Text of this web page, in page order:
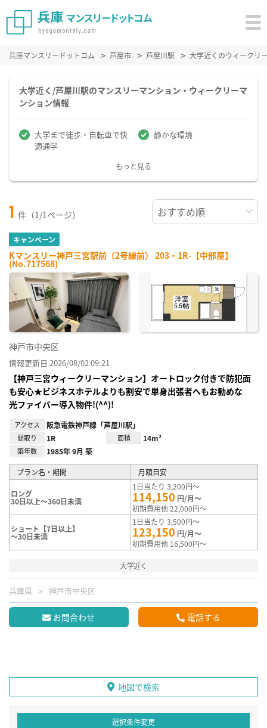
兵庫マンスリードットコム 芦屋市 芦屋川駅 大学近くのウィークリ
大学近く/芦屋川駅のマンスリーマンション・ウィークリーマ
ンション情報
大学まで徒歩・自転車で快
適通学
静かな環境
もっと見る
1 件（1/1ページ）
キャンペーン
Kマンスリー神戸三宮駅前（2号線前） 203・1R-【中部屋】
(No.717568)
神戸市中央区
情報更新日 2026/08/02 09:21
【神戸三宮ウィークリーマンション】オートロック付きで防犯面
も安心★ビジネスホテルよりも割安で単身出張者へもお勧めな
光ファイバー導入物件!(^^)!
アクセス 阪急電鉄神戸線「芦屋川駅」
間取り 1R 面積 14m²
築年数 1985年 9月 築
プラン名・期間 月額目安
ロング
30日以上～360日未満
1日当たり 3,200円～
114,150 円/月～
初期費用他 22,000円～
ショート【7日以上】
～30日未満
1日当たり 3,500円～
123,150 円/月～
初期費用他 16,500円～
大学近く
兵庫県 神戸市中央区
お問合わせ 電話する
地図で検索
選択条件変更